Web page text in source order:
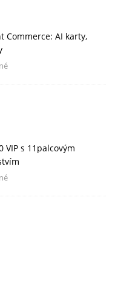
Commerce: AI karty,
VIP s 11palcovým